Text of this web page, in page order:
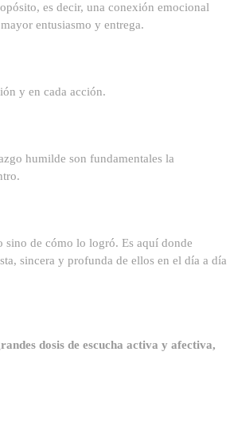
es decir, una conexión emocional
entusiasmo y entrega.
y en cada acción.
humilde son fundamentales la
de cómo lo logró. Es aquí donde
sincera y profunda de ellos en el día a día
dosis de escucha activa y afectiva,